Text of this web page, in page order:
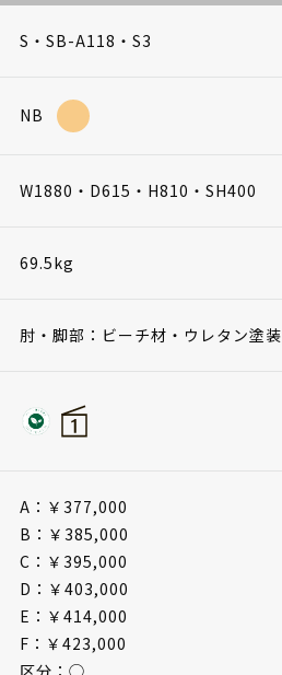
S・SB-A118・S3
NB
W1880・D615・H810・SH400
69.5kg
肘・脚部：ビーチ材・ウレタン塗装
A：￥377,000
B：￥385,000
C：￥395,000
D：￥403,000
E：￥414,000
F：￥423,000
区分：◯